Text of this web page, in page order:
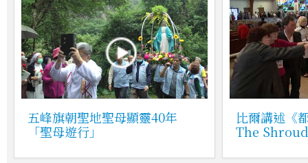
五峰旗朝聖地聖母顯靈40年
「聖母遊行」
比爾講述《
The